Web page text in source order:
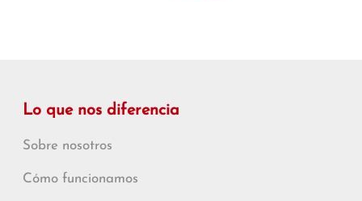
Lo que nos diferencia
Sobre nosotros
Cómo funcionamos